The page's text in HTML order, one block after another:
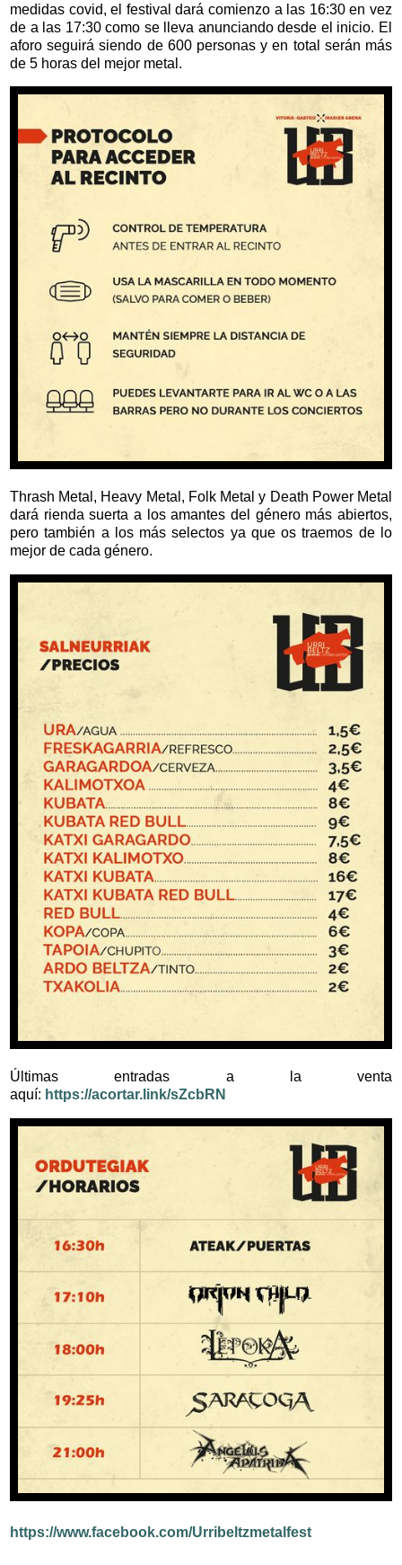
medidas covid, el festival dará comienzo a las 16:30 en vez
de a las 17:30 como se lleva anunciando desde el inicio. El
aforo seguirá siendo de 600 personas y en total serán más
de 5 horas del mejor metal.
Thrash Metal, Heavy Metal, Folk Metal y Death Power Metal
dará rienda suerta a los amantes del género más abiertos,
pero también a los más selectos ya que os traemos de lo
mejor de cada género.
Últimas entradas a la venta
aquí: https://acortar.link/sZcbRN
https://www.facebook.com/Urribeltzmetalfest